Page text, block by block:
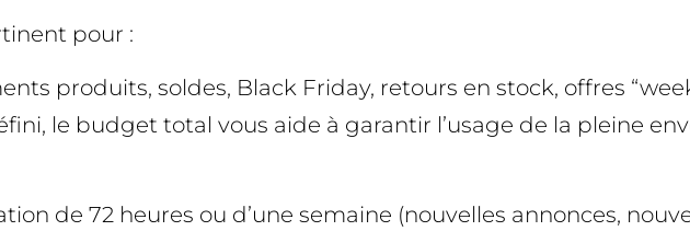
pour :
produits, soldes, Black Friday, retours en stock, offres
le budget total vous aide à garantir l’usage de la pleine
de 72 heures ou d’une semaine (nouvelles annonces,